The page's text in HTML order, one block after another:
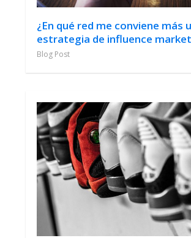
¿En qué red me conviene más
estrategia de influence
Blog Post